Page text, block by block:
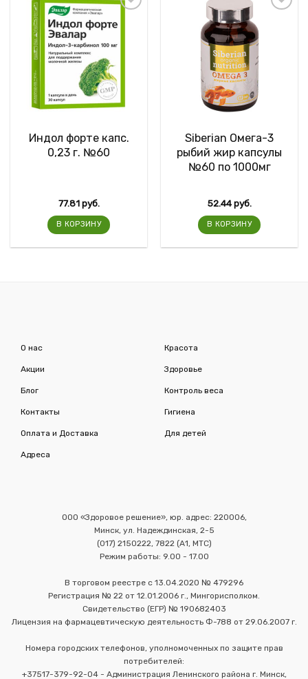
Индол форте капс.
0,23 г. №60
77.81руб.
В КОРЗИНУ
Siberian Омега-3
рыбий жир капсулы
№60 по 1000мг
52.44руб.
В КОРЗИНУ
О нас
Акции
Блог
Контакты
Оплата и Доставка
Адреса
Красота
Здоровье
Контроль веса
Гигиена
Для детей
ООО «Здоровое решение», юр. адрес: 220006,
Минск, ул. Надеждинская, 2-5
(017) 2150222, 7822 (А1, МТС)
Режим работы: 9.00 - 17.00
В торговом реестре с 13.04.2020 № 479296
Регистрация № 22 от 12.01.2006 г., Мингорисполком.
Свидетельство (ЕГР) № 190682403
Лицензия на фармацевтическую деятельность Ф-788 от 29.06.2007 г.
Номера городских телефонов, уполномоченных по защите прав
потребителей:
+37517-379-92-04 - Администрация Ленинского района г. Минск,